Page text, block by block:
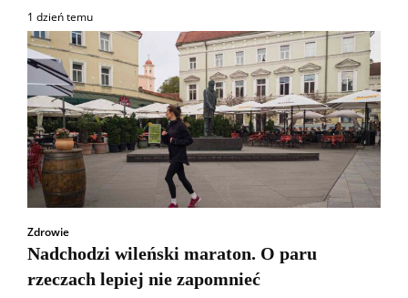
1 dzień temu
Zdrowie
Nadchodzi wileński maraton. O paru
rzeczach lepiej nie zapomnieć